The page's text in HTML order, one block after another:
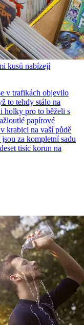
kusů nabízejí
v trafikách objevilo
to tehdy stálo na
holky pro to běželi s
papírové
krabici na vaší půdě
za kompletní sadu
tisíc korun na